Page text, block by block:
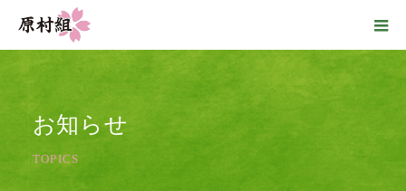
お知らせ
TOPICS